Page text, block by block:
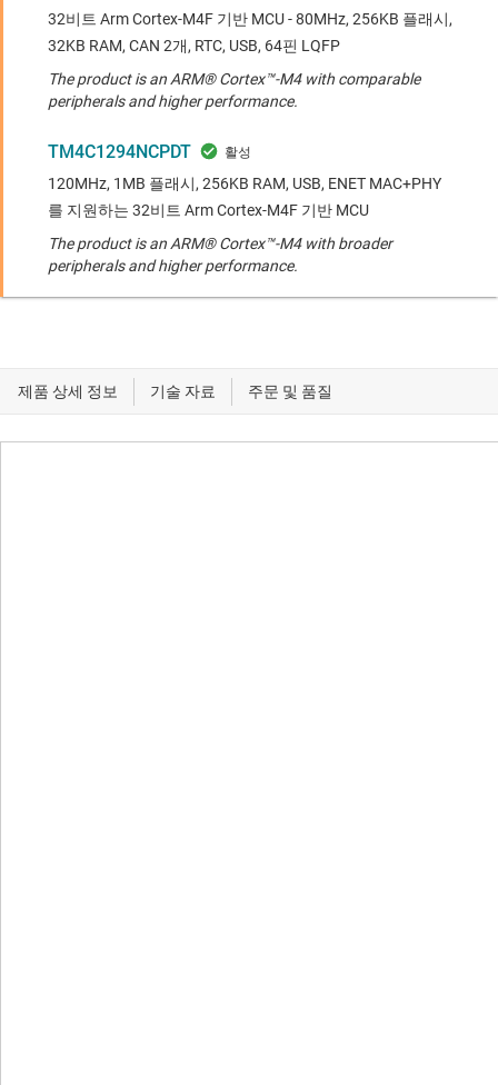
32비트 Arm Cortex-M4F 기반 MCU - 80MHz, 256KB 플래시,
32KB RAM, CAN 2개, RTC, USB, 64핀 LQFP
The product is an ARM® Cortex™-M4 with comparable
peripherals and higher performance.
TM4C1294NCPDT
120MHz, 1MB 플래시, 256KB RAM, USB, ENET MAC+PHY
를 지원하는 32비트 Arm Cortex-M4F 기반 MCU
The product is an ARM® Cortex™-M4 with broader
peripherals and higher performance.